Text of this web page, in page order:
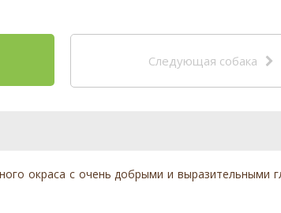
Следующая собака
окраса с очень добрыми и выразительными